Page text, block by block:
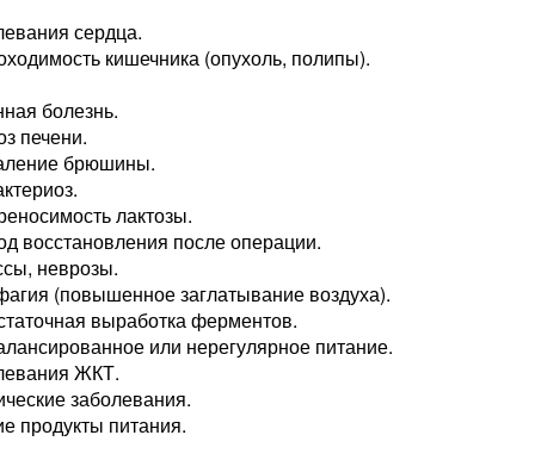
сердца.
кишечника (опухоль, полипы).
болезнь.
печени.
брюшины.
лактозы.
восстановления после операции.
неврозы.
(повышенное заглатывание воздуха).
выработка ферментов.
или нерегулярное питание.
ЖКТ.
заболевания.
продукты питания.